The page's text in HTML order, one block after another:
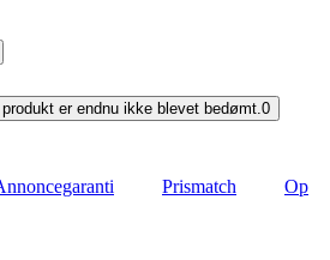
er endnu ikke blevet bedømt. 0
Prismatch
Op